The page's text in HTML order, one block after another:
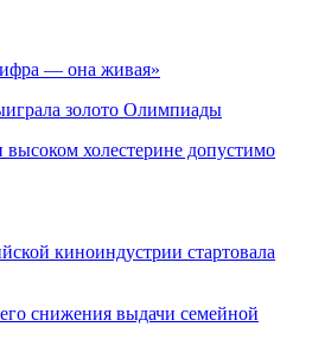
— она живая»
золото Олимпиады
холестерине допустимо
киноиндустрии стартовала
снижения выдачи семейной